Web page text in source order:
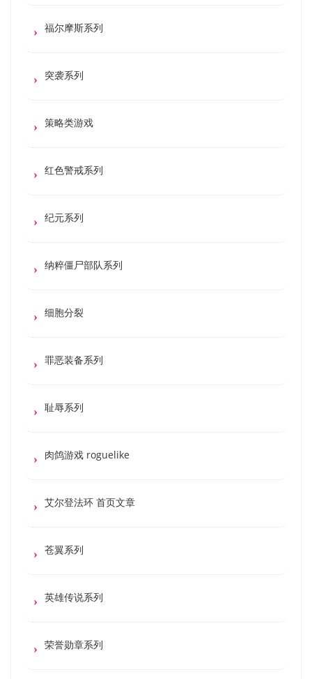
福尔摩斯系列
突袭系列
策略类游戏
红色警戒系列
纪元系列
纳粹僵尸部队系列
细胞分裂
罪恶装备系列
耻辱系列
肉鸽游戏 roguelike
艾尔登法环 首页文章
苍翼系列
英雄传说系列
荣誉勋章系列